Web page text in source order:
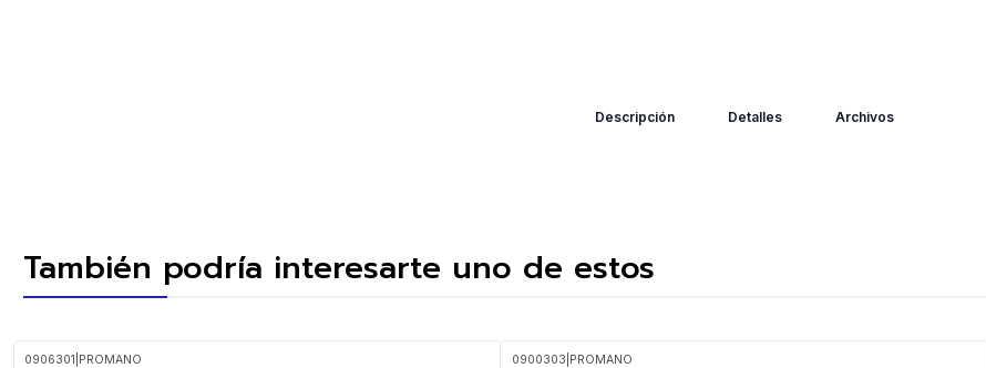
Descripción Detalles Archivos
También podría interesarte uno de estos
0906301 PROMANO 0900303 PROMANO